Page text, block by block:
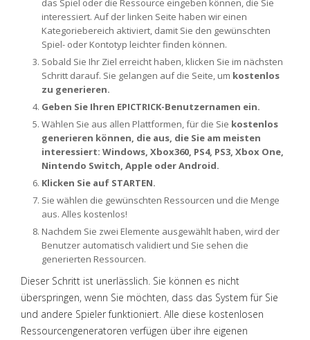
das Spiel oder die Ressource eingeben können, die Sie
interessiert. Auf der linken Seite haben wir einen
Kategoriebereich aktiviert, damit Sie den gewünschten
Spiel- oder Kontotyp leichter finden können.
Sobald Sie Ihr Ziel erreicht haben, klicken Sie im nächsten
Schritt darauf. Sie gelangen auf die Seite, um kostenlos
zu generieren.
Geben Sie Ihren EPICTRICK-Benutzernamen ein.
Wählen Sie aus allen Plattformen, für die Sie kostenlos
generieren können, die aus, die Sie am meisten
interessiert: Windows, Xbox360, PS4, PS3, Xbox One,
Nintendo Switch, Apple oder Android.
Klicken Sie auf STARTEN.
Sie wählen die gewünschten Ressourcen und die Menge
aus. Alles kostenlos!
Nachdem Sie zwei Elemente ausgewählt haben, wird der
Benutzer automatisch validiert und Sie sehen die
generierten Ressourcen.
Dieser Schritt ist unerlässlich. Sie können es nicht
überspringen, wenn Sie möchten, dass das System für Sie
und andere Spieler funktioniert. Alle diese kostenlosen
Ressourcengeneratoren verfügen über ihre eigenen